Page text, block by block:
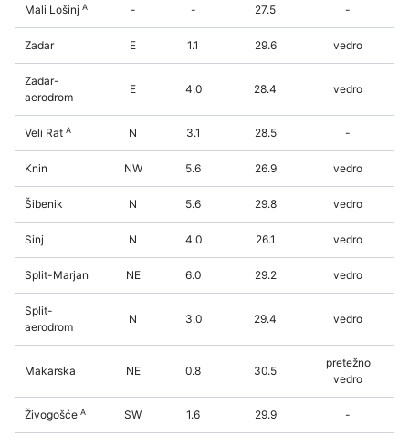
Mali Lošinj A - - 27.5 -
Zadar E 1.1 29.6 vedro
Zadar-
aerodrom
E 4.0 28.4 vedro
Veli Rat A N 3.1 28.5 -
Knin NW 5.6 26.9 vedro
Šibenik N 5.6 29.8 vedro
Sinj N 4.0 26.1 vedro
Split-Marjan NE 6.0 29.2 vedro
Split-
aerodrom
N 3.0 29.4 vedro
Makarska NE 0.8 30.5
pretežno
vedro
Živogošće A SW 1.6 29.9 -